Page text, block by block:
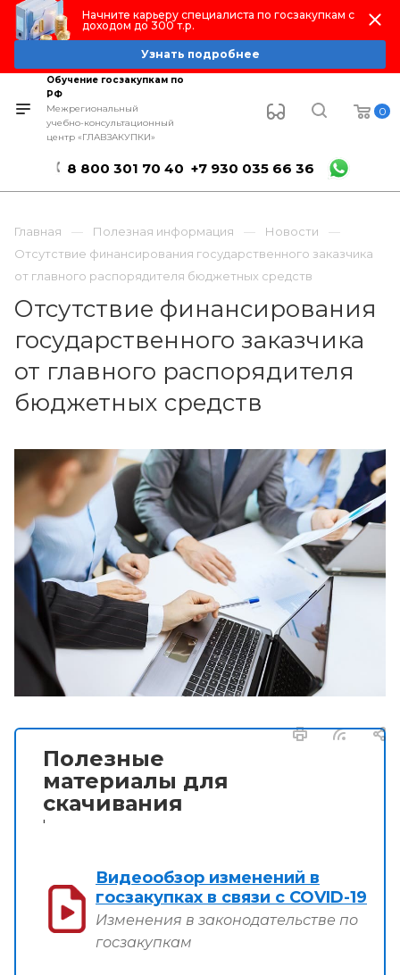
Начните карьеру специалиста по госзакупкам с
доходом до 300 т.р.
Узнать подробнее
Обучение госзакупкам по
РФ
Межрегиональный
учебно-консультационный
центр «ГЛАВЗАКУПКИ»
0
8 800 301 70 40 +7 930 035 66 36
Главная Полезная информация
Новости
Отсутствие финансирования государственного заказчика
от главного распорядителя бюджетных средств
Отсутствие финансирования
государственного заказчика
от главного распорядителя
бюджетных средств
Полезные
материалы для
скачивания
'
Видеообзор изменений в
госзакупках в связи с COVID-19
Изменения в законодательстве по
госзакупкам